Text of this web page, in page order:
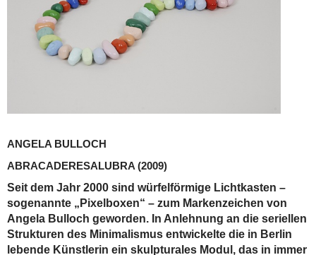
ANGELA BULLOCH
ABRACADERESALUBRA (2009)
Seit dem Jahr 2000 sind würfelförmige Lichtkasten –
sogenannte „Pixelboxen“ – zum Markenzeichen von
Angela Bulloch geworden. In Anlehnung an die seriellen
Strukturen des Minimalismus entwickelte die in Berlin
lebende Künstlerin ein skulpturales Modul, das in immer